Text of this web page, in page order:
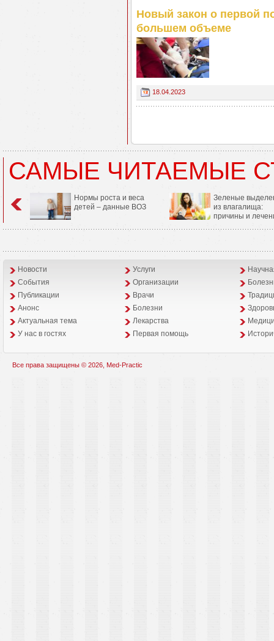
Новый закон о первой
большем объеме
18.04.2023
САМЫЕ ЧИТАЕМЫЕ
Нормы роста и веса
детей – данные ВОЗ
Зеленые
из влагалища:
причины и
Новости Услуги
События
Организации
Публикации
Врачи
Анонс
Болезни
Aктуальная тема
Лекарства
У нас в гостях
Первая помощь
Все права защищены © 2026, Med-Practic